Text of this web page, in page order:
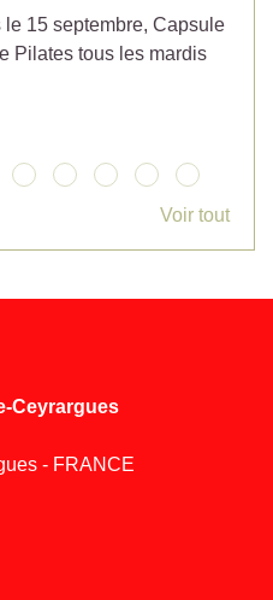
15 septembre, Capsule
Pilates tous les mardis
Voir tout
Ceyrargues
- FRANCE